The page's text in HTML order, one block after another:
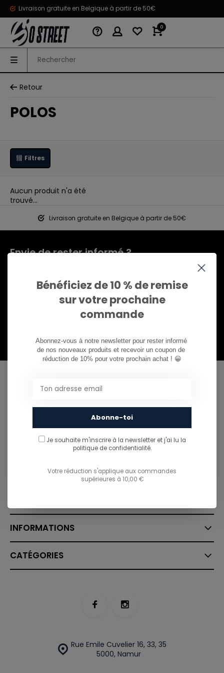
Livraison gratuite en Belgique à partir de 50€
0
Retour
POLOS
Filtres
Aucun produit n'a été
trouvé...
Livraison gratuite en Belgique à partir de 50€
Envie de rester informé ?
CAN WE HELP?
081/260.730
Envoyez un email
INFORMATIONS
CATÉGORIES
Rue Emile Cuvelier 16, 33, 35
5000, Namur
Bénéficiez de 10 % de remise
sur votre prochaine
commande
Abonnez-vous à notre newsletter pour rester informé
de nos nouveaux produits et recevoir un coupon de
réduction de 10% pour votre prochain achat ! 😀
Abonne-toi
Je souhaite m'inscrire à la newsletter et j'ai lu la
politique de confidentialité.
Votre réduction s'applique aux commandes
supérieures à 10,00 €